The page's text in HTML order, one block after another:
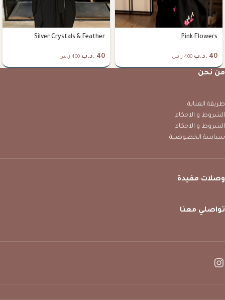
Pink Flowers
40 .د.ب 400 ر.س
Silver Crystals & Feather
40 .د.ب 400 ر.س
من نحن
طريقة العناية
الشروط و الاحكام
الشروط و الاحكام
سياسة الخصوصية
وصلات مفيدة
تواصلي معنا